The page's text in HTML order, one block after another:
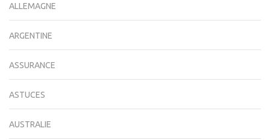
ALLEMAGNE
ARGENTINE
ASSURANCE
ASTUCES
AUSTRALIE